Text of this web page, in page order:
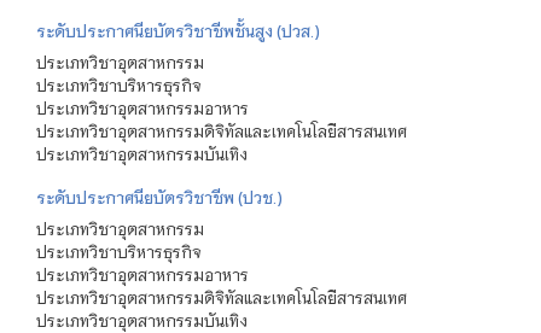
ระดับประกาศนียบัตรวิชาชีพชั้นสูง (ปวส.)
ประเภทวิชาอุตสาหกรรม
ประเภทวิชาบริหารธุรกิจ
ประเภทวิชาอุตสาหกรรมอาหาร
ประเภทวิชาอุตสาหกรรมดิจิทัลและเทคโนโลยีสารสนเทศ
ประเภทวิชาอุตสาหกรรมบันเทิง
ระดับประกาศนียบัตรวิชาชีพ (ปวช.)
ประเภทวิชาอุตสาหกรรม
ประเภทวิชาบริหารธุรกิจ
ประเภทวิชาอุตสาหกรรมอาหาร
ประเภทวิชาอุตสาหกรรมดิจิทัลและเทคโนโลยีสารสนเทศ
ประเภทวิชาอุตสาหกรรมบันเทิง